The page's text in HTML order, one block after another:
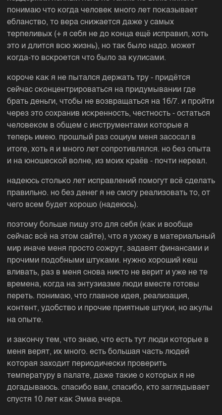
понимаю что когда человек много лет показывает
ебланство, то вера снижается даже у самых
терпеливых (+ я себя не до конца ещё исправил, хоть
это и длится всю жизнь), но так было надо. может
когда-то вскроется что было за кулисами.
короче как я не пытался держать тру - придётся
сейчас сконцентрироваться на придумывании где
брать деньги, чтобы не возвращаться на 16/7. и пройти
через это сохранив искренность, честность - остаться
человеком в общем с инструментами которые я
теперь имею. прошлый раз социум меня засосал в
итоге, хоть я и много лет сопротивлялся. но без опыта
и на юношеской волне, из моих краёв - почти нереал.
надеюсь столько лет исправлений помогут всё сделать
правильно. но без денег я не смогу реализовать то, от
чего всем будет хорошо (надеюсь).
поэтому больше пишу это для себя (как и вообще
сейчас всё на этом сайте), что я ухожу в материальный
мир иначе меня просто сожрут, задавят финансами и
прочими подобными штуками. нужно хороший кеш
вливать, раз в меня снова никто не верит и уже не те
времена, когда на энтузиазме люди вместе готовы
переть. понимаю, что главное идея, реализация,
контент, удобство и прочие приятные штуки, но акулы
на опыте.
и закончу тем, что знаю, что есть тут люди которые в
меня верят, их много. есть большая часть людей
которая заходит периодически проверить
температуру в палате, даже такие о которых я не
догадываюсь. спасибо вам, спасибо, кто заглядывает
спустя 10 лет как Эмма вчера.